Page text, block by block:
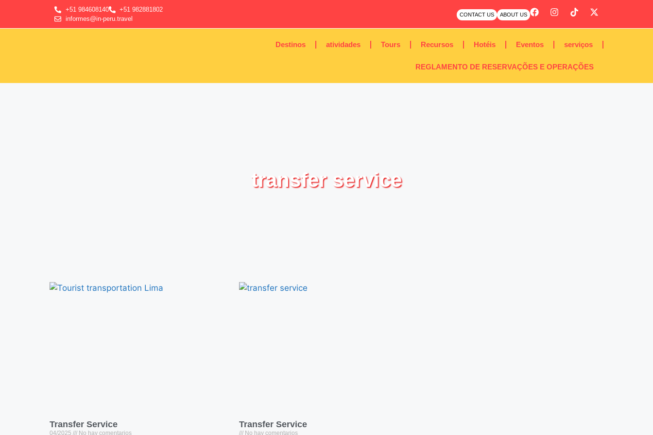
+51 984608140
+51 982881802
informes@in-peru.travel
ABOUT US
CONTACT US
Destinos atividades Tours Recursos Hotéis Eventos serviços
REGLAMENTO DE RESERVAÇÕES E OPERAÇÕES
transfer service
Transfer Service
04/2025 No hay comentarios
Transfer Service
No hay comentarios